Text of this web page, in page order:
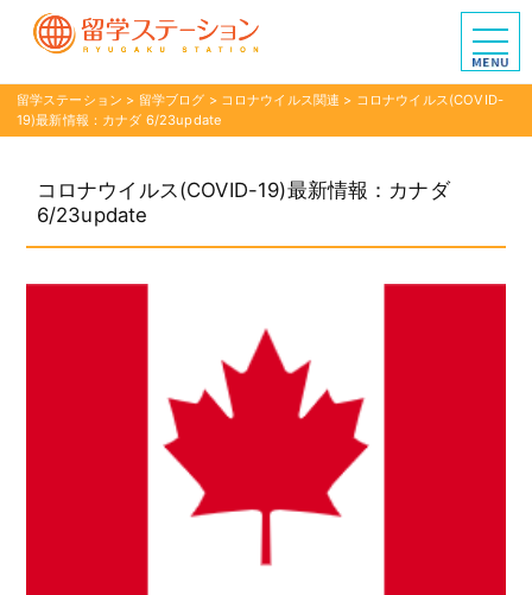
留学ステーション > 留学ブログ > コロナウイルス関連 > コロナウイルス(COVID-
19)最新情報：カナダ 6/23update
コロナウイルス(COVID-19)最新情報：カナダ
6/23update